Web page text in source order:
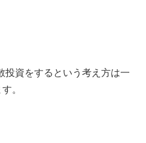
投資をするという考え方は一
。